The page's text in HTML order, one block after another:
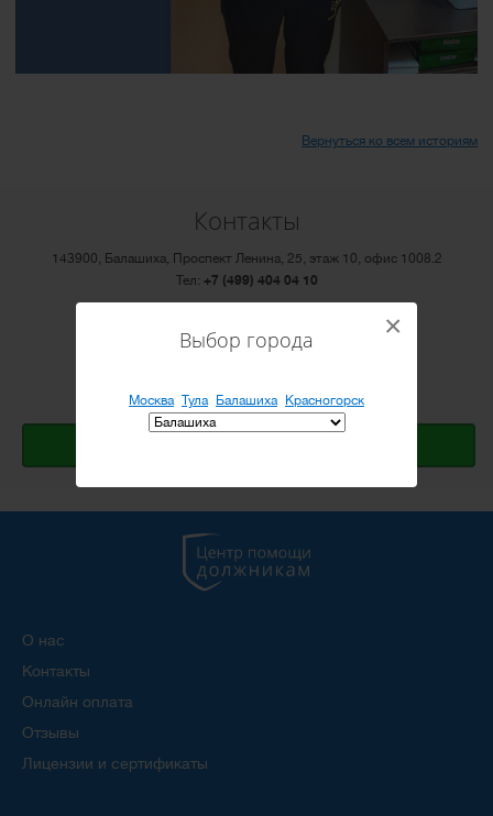
Выбор города
Москва Тула Балашиха Красногорск
×
Вернуться ко всем историям
Контакты
143900, Балашиха, Проспект Ленина, 25, этаж 10, офис 1008.2
Тел: +7 (499) 404 04 10
Режим работы: ПН-ПТ с 10:00 до 20:00
О нас
Контакты
Онлайн оплата
Отзывы
Лицензии и сертификаты